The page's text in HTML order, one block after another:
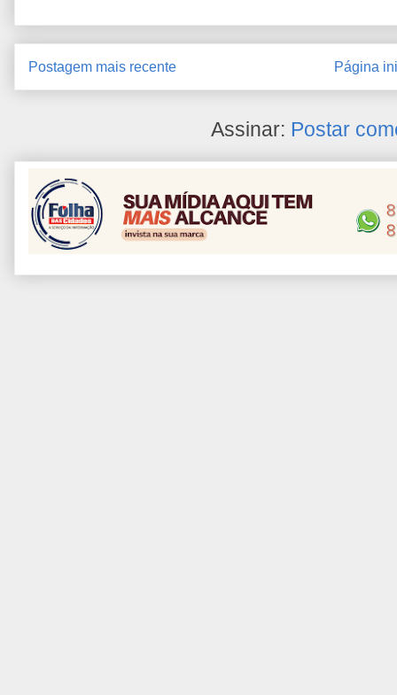
Postagem mais recente Página
Assinar: Postar